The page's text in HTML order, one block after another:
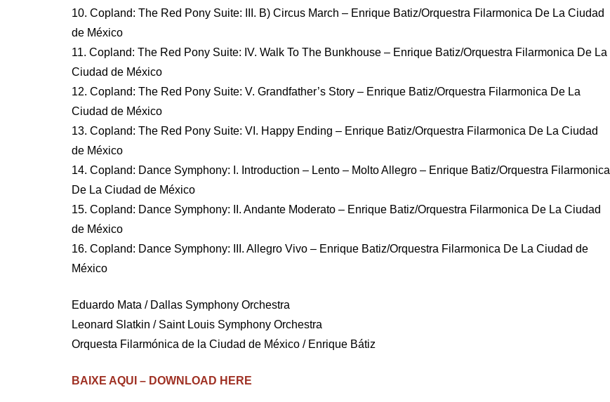
10. Copland: The Red Pony Suite: III. B) Circus March – Enrique Batiz/Orquestra Filarmonica De La Ciudad
de México
11. Copland: The Red Pony Suite: IV. Walk To The Bunkhouse – Enrique Batiz/Orquestra Filarmonica De La
Ciudad de México
12. Copland: The Red Pony Suite: V. Grandfather’s Story – Enrique Batiz/Orquestra Filarmonica De La
Ciudad de México
13. Copland: The Red Pony Suite: VI. Happy Ending – Enrique Batiz/Orquestra Filarmonica De La Ciudad
de México
14. Copland: Dance Symphony: I. Introduction – Lento – Molto Allegro – Enrique Batiz/Orquestra Filarmonica
De La Ciudad de México
15. Copland: Dance Symphony: II. Andante Moderato – Enrique Batiz/Orquestra Filarmonica De La Ciudad
de México
16. Copland: Dance Symphony: III. Allegro Vivo – Enrique Batiz/Orquestra Filarmonica De La Ciudad de
México
Eduardo Mata / Dallas Symphony Orchestra
Leonard Slatkin / Saint Louis Symphony Orchestra
Orquesta Filarmónica de la Ciudad de México / Enrique Bátiz
BAIXE AQUI – DOWNLOAD HERE